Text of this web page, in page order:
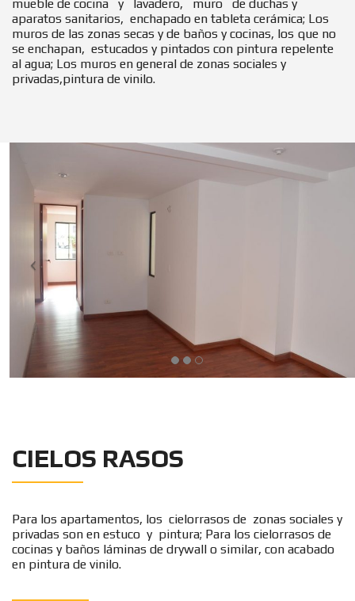
mueble de cocina y lavadero, muro de duchas y
aparatos sanitarios, enchapado en tableta cerámica; Los
muros de las zonas secas y de baños y cocinas, los que no
se enchapan, estucados y pintados con pintura repelente
al agua; Los muros en general de zonas sociales y
privadas,pintura de vinilo.
CIELOS RASOS
Para los apartamentos, los cielorrasos de zonas sociales y
privadas son en estuco y pintura; Para los cielorrasos de
cocinas y baños láminas de drywall o similar, con acabado
en pintura de vinilo.